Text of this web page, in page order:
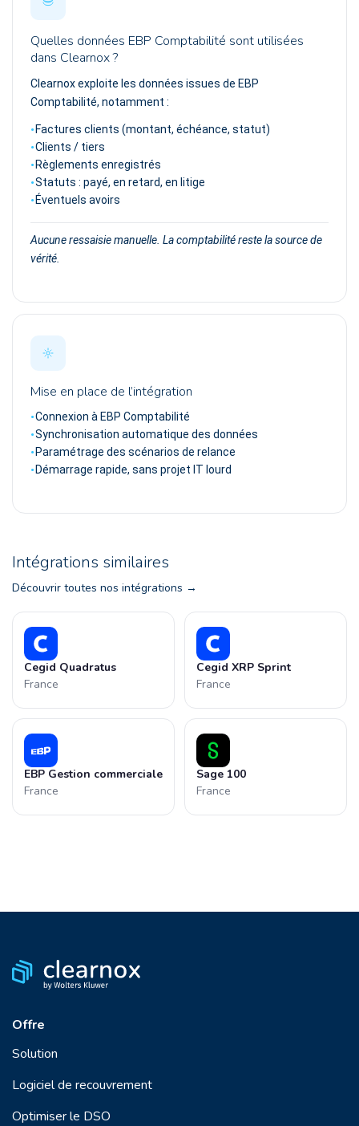
Quelles données EBP Comptabilité sont utilisées
dans Clearnox ?
Clearnox exploite les données issues de EBP
Comptabilité, notamment :
Factures clients (montant, échéance, statut)
Clients / tiers
Règlements enregistrés
Statuts : payé, en retard, en litige
Éventuels avoirs
Aucune ressaisie manuelle. La comptabilité reste la source de
vérité.
Mise en place de l’intégration
Connexion à EBP Comptabilité
Synchronisation automatique des données
Paramétrage des scénarios de relance
Démarrage rapide, sans projet IT lourd
Intégrations similaires
Découvrir toutes nos intégrations
Cegid Quadratus
France
Cegid XRP Sprint
France
EBP Gestion commerciale
France
Sage 100
France
Offre
Solution
Logiciel de recouvrement
Optimiser le DSO